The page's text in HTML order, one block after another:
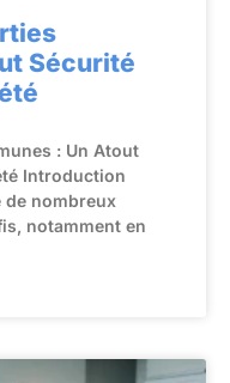
Sécurité
: Un Atout
Introduction
de nombreux
notamment en